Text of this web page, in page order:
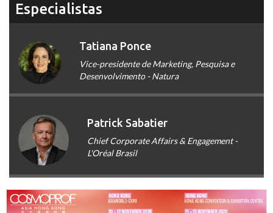
Especialistas
Tatiana Ponce
Vice-presidente de Marketing, Pesquisa e
Desenvolvimento - Natura
Patrick Sabatier
Chief Corporate Affairs & Engagement -
L'Oréal Brasil